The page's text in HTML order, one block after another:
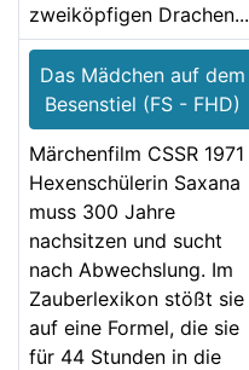
zweiköpfigen Drachen...
Das Mädchen auf dem
Besenstiel (FS - FHD)
Märchenfilm CSSR 1971
Hexenschülerin Saxana
muss 300 Jahre
nachsitzen und sucht
nach Abwechslung. Im
Zauberlexikon stößt sie
auf eine Formel, die sie
für 44 Stunden in die